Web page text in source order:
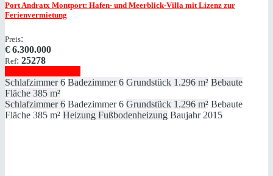
Port Andratx Montport: Hafen- und Meerblick-Villa mit Lizenz zur
Ferienvermietung
Preis:
€ 6.300.000
Ref: 25278
Schlafzimmer 6 Badezimmer 6 Grundstück 1.296 m² Bebaute
Fläche 385 m²
Schlafzimmer 6 Badezimmer 6 Grundstück 1.296 m² Bebaute
Fläche 385 m² Heizung Fußbodenheizung Baujahr 2015